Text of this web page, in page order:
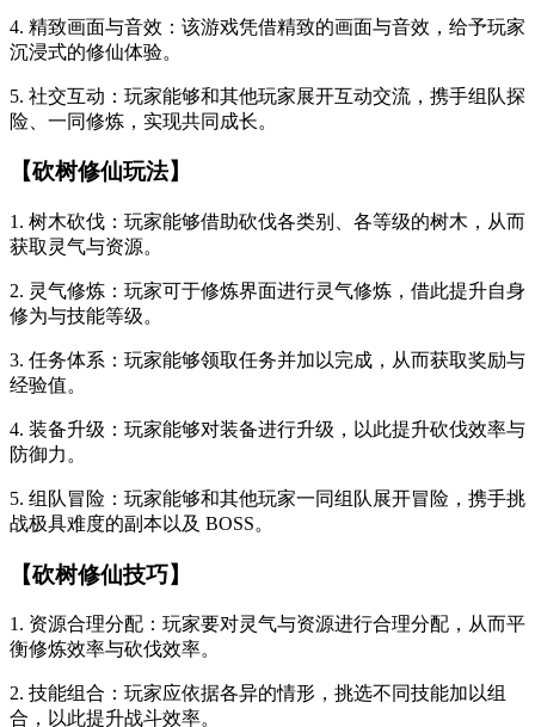
4. 精致画面与音效：该游戏凭借精致的画面与音效，给予玩家
沉浸式的修仙体验。
5. 社交互动：玩家能够和其他玩家展开互动交流，携手组队探
险、一同修炼，实现共同成长。
【砍树修仙玩法】
1. 树木砍伐：玩家能够借助砍伐各类别、各等级的树木，从而
获取灵气与资源。
2. 灵气修炼：玩家可于修炼界面进行灵气修炼，借此提升自身
修为与技能等级。
3. 任务体系：玩家能够领取任务并加以完成，从而获取奖励与
经验值。
4. 装备升级：玩家能够对装备进行升级，以此提升砍伐效率与
防御力。
5. 组队冒险：玩家能够和其他玩家一同组队展开冒险，携手挑
战极具难度的副本以及 BOSS。
【砍树修仙技巧】
1. 资源合理分配：玩家要对灵气与资源进行合理分配，从而平
衡修炼效率与砍伐效率。
2. 技能组合：玩家应依据各异的情形，挑选不同技能加以组
合，以此提升战斗效率。